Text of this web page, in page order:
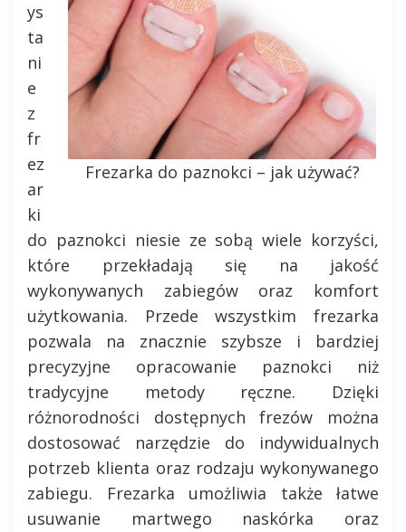
Frezarka do paznokci – jak używać?
ys
ta
ni
e
z
fr
ez
ar
ki
do paznokci niesie ze sobą wiele korzyści,
które przekładają się na jakość
wykonywanych zabiegów oraz komfort
użytkowania. Przede wszystkim frezarka
pozwala na znacznie szybsze i bardziej
precyzyjne opracowanie paznokci niż
tradycyjne metody ręczne. Dzięki
różnorodności dostępnych frezów można
dostosować narzędzie do indywidualnych
potrzeb klienta oraz rodzaju wykonywanego
zabiegu. Frezarka umożliwia także łatwe
usuwanie martwego naskórka oraz